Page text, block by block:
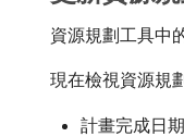
資源規劃工具中
現在檢視資源規
計畫完成日